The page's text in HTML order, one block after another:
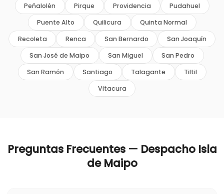
Peñalolén Pirque Providencia
Pudahuel
Puente Alto
Quilicura
Quinta Normal
Recoleta
Renca San Bernardo
San Joaquín
San José de Maipo
San Miguel
San Pedro
San Ramón
Santiago Talagante
Tiltil
Vitacura
Preguntas Frecuentes — Despacho Isla
de Maipo